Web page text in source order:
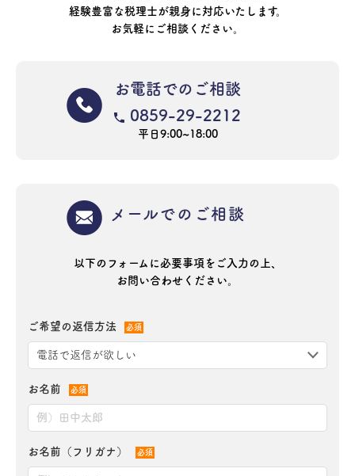
経験豊富な税理士が親身に対応いたします。
お気軽にご相談ください。
お電話でのご相談
0859-29-2212
平日9:00~18:00
メールでのご相談
以下のフォームに必要事項をご入力の上、
お問い合わせください。
ご希望の返信方法 必須
お名前 必須
お名前（フリガナ） 必須